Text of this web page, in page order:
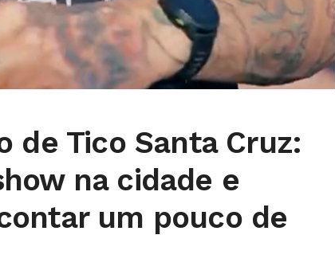
de Tico Santa Cruz:
na cidade e
um pouco de